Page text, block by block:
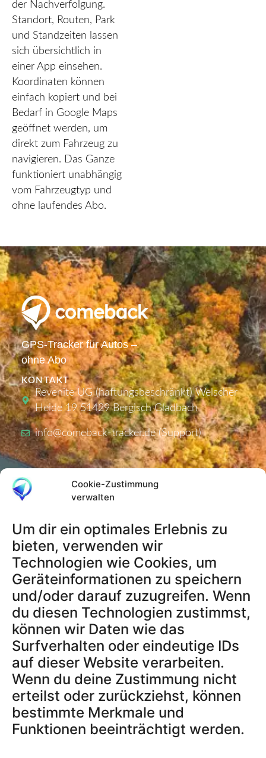
Cookie-Zustimmung
verwalten
Um dir ein optimales Erlebnis zu
bieten, verwenden wir
Technologien wie Cookies, um
Geräteinformationen zu speichern
und/oder darauf zuzugreifen. Wenn
du diesen Technologien zustimmst,
können wir Daten wie das
Surfverhalten oder eindeutige IDs
auf dieser Website verarbeiten.
Wenn du deine Zustimmung nicht
erteilst oder zurückziehst, können
bestimmte Merkmale und
Funktionen beeinträchtigt werden.
der Nachverfolgung.
Standort, Routen, Park
und Standzeiten lassen
sich übersichtlich in
einer App einsehen.
Koordinaten können
einfach kopiert und bei
Bedarf in Google Maps
geöffnet werden, um
direkt zum Fahrzeug zu
navigieren. Das Ganze
funktioniert unabhängig
vom Fahrzeugtyp und
ohne laufendes Abo.
GPS-Tracker für Autos –
ohne Abo
KONTAKT
Revenite UG (haftungsbeschränkt) Welscher
Heide 19 51429 Bergisch Gladbach
info@comeback-tracker.de (Support)
PRODUKTE
Tracker
RECHTLICHES
AGB
Datenschutzerklärung
Impressum
Widerrufsbelehrung
Datenschutz App
SUPPORT & INFOS
Blog
Über uns